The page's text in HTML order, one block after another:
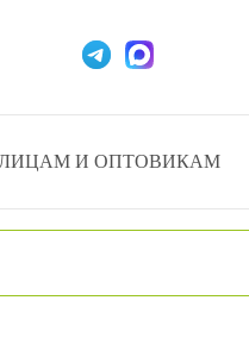
И ОПТОВИКАМ